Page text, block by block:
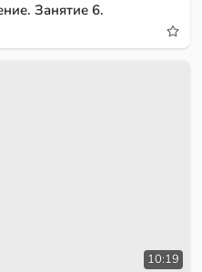
Занятие 6.
10:19